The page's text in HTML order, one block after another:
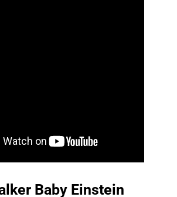
Baby Einstein